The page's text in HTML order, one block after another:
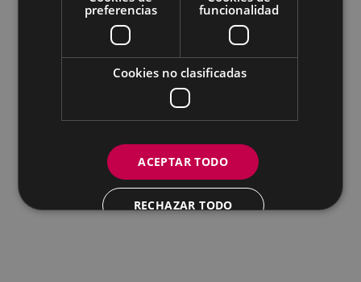
Andretxea: 943 54 39 38
Igualdad: 943 70 84 40
andretxea@eibar.eus
berdintasuna@eibar.eus
IFZ: P2003100A | DIR3 L01200300
preferencias
funcionalidad
Cookies no clasificadas
ACEPTAR TODO
RECHAZAR TODO